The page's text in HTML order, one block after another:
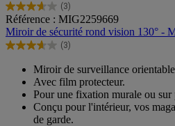
(3)
3.7
sur
5
étoiles.
avis
Référence : MIG2259669
Miroir de sécurité rond vision 130° -
(3)
3.7
étoiles.
avis
Miroir de surveillance
Avec film protecteur.
Pour une fixation murale ou sur
Conçu pour l'intérieur, vos
de garde.